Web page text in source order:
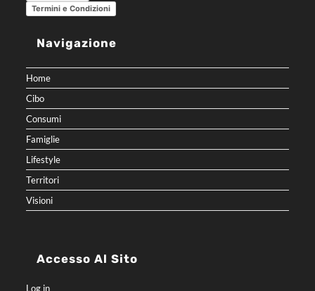
Termini e Condizioni
Navigazione
Home
Cibo
Consumi
Famiglie
Lifestyle
Territori
Visioni
Accesso Al Sito
Log in